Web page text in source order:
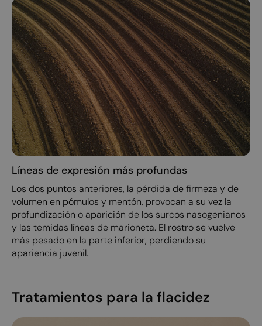
Líneas de expresión más profundas
Los dos puntos anteriores, la pérdida de firmeza y de
volumen en pómulos y mentón, provocan a su vez la
profundización o aparición de los surcos nasogenianos
y las temidas líneas de marioneta. El rostro se vuelve
más pesado en la parte inferior, perdiendo su
apariencia juvenil.
Tratamientos para la flacidez